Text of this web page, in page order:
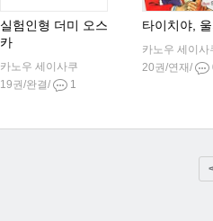
실험인형 더미 오스
카
카노우 세이사쿠
19권/완결/
1
타이치야,
카노우 세이사
20권/연재/